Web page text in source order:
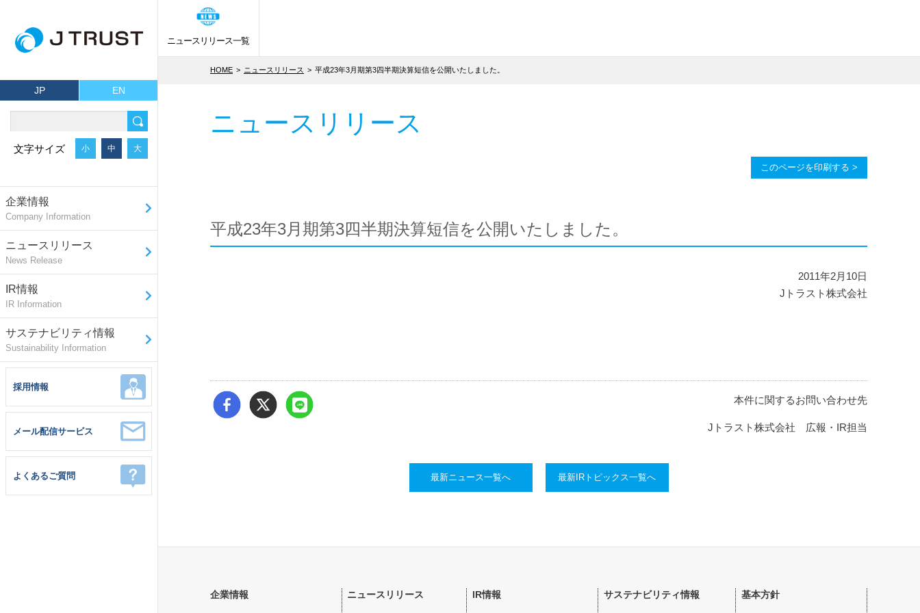
JP EN
文字サイズ 小 中 大
企業情報
Company Information
ニュースリリース
News Release
IR情報
IR Information
サステナビリティ情報
Sustainability Information
採用情報
メール配信サービス
よくあるご質問
ニュースリリース一覧
HOME ニュースリリース 平成23年3月期第3四半期決算短信を公開いたしました。
ニュースリリース
このページを印刷する >
平成23年3月期第3四半期決算短信を公開いたしました。
2011年2月10日
Jトラスト株式会社
本件に関するお問い合わせ先
Jトラスト株式会社 広報・IR担当
最新ニュース一覧へ 最新IRトピックス一覧へ
企業情報 ニュースリリース IR情報 サステナビリティ情報 基本方針